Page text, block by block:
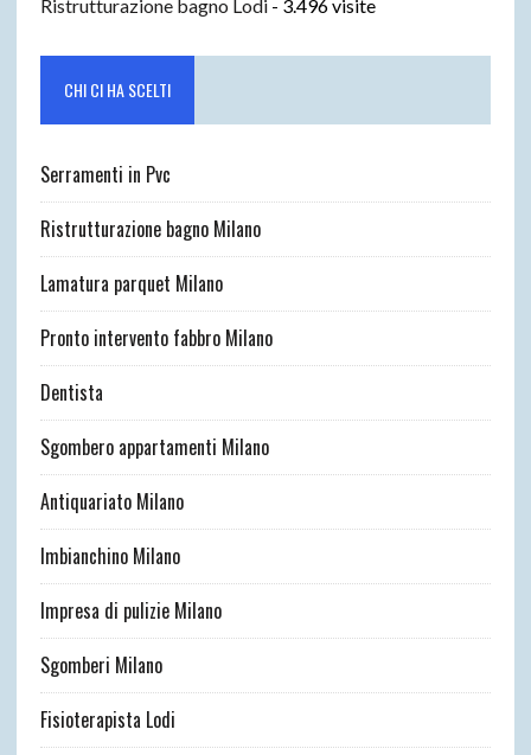
Ristrutturazione bagno Lodi- 3.496 visite
CHI CI HA SCELTI
Serramenti in Pvc
Ristrutturazione bagno Milano
Lamatura parquet Milano
Pronto intervento fabbro Milano
Dentista
Sgombero appartamenti Milano
Antiquariato Milano
Imbianchino Milano
Impresa di pulizie Milano
Sgomberi Milano
Fisioterapista Lodi